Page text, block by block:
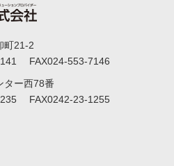
町21-2
FAX024-553-7146
ター西78番
FAX0242-23-1255